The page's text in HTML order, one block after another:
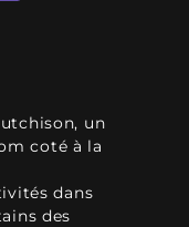
un
coté à la
dans
des